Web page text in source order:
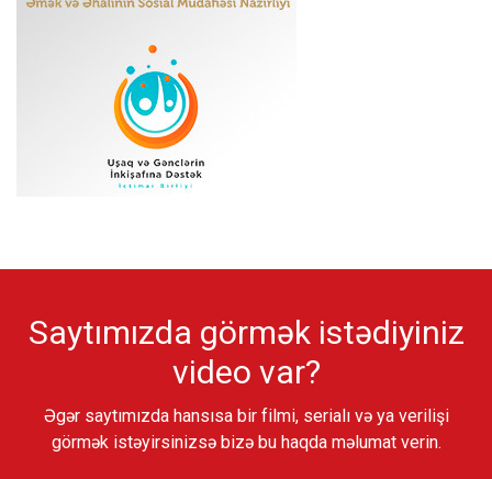
Saytımızda görmək istədiyiniz
video var?
Əgər saytımızda hansısa bir filmi, serialı və ya verilişi
görmək istəyirsinizsə bizə bu haqda məlumat verin.